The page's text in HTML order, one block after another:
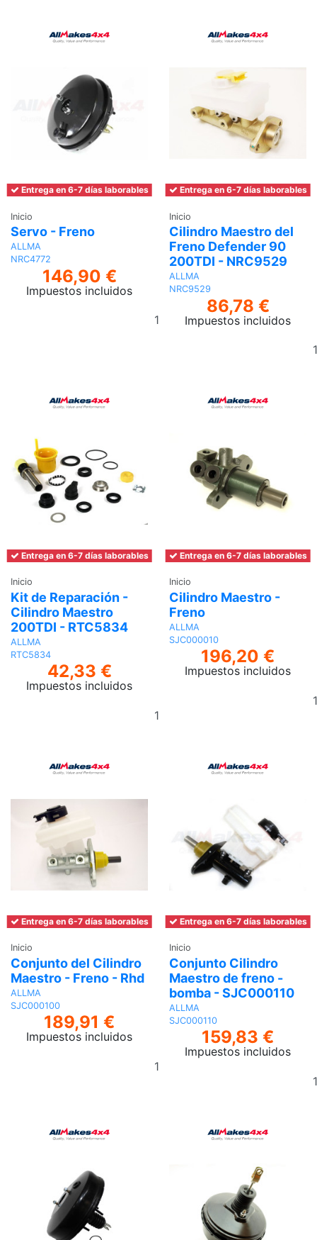
Entrega en 6-7 días laborables
Inicio
Servo - Freno
ALLMA
NRC4772
146,90 €
Impuestos incluidos
Añadir
al
Entrega en 6-7 días laborables
Inicio
Cilindro Maestro del
Freno Defender 90
200TDI - NRC9529
ALLMA
NRC9529
86,78 €
Impuestos incluidos
Entrega en 6-7 días laborables
Inicio
Kit de Reparación -
Cilindro Maestro
200TDI - RTC5834
ALLMA
RTC5834
42,33 €
Impuestos incluidos
Entrega en 6-7 días laborables
Inicio
Cilindro Maestro -
Freno
ALLMA
SJC000010
196,20 €
Impuestos incluidos
Entrega en 6-7 días laborables
Inicio
Conjunto del Cilindro
Maestro - Freno - Rhd
ALLMA
SJC000100
189,91 €
Impuestos incluidos
Añadir
Entrega en 6-7 días laborables
Inicio
Conjunto Cilindro
Maestro de freno -
bomba - SJC000110
ALLMA
SJC000110
159,83 €
Impuestos incluidos